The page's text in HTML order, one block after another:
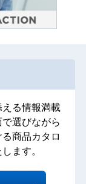
る情報満載
選びながら
商品カタロ
ます。